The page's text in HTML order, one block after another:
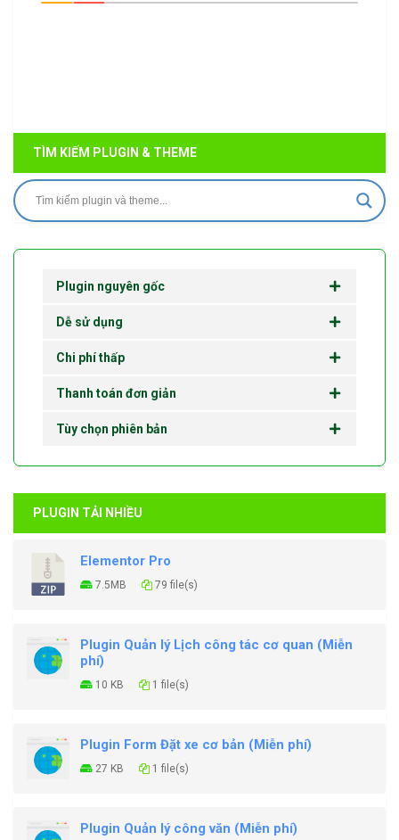
TÌM KIẾM PLUGIN & THEME
Plugin nguyên gốc
Dễ sử dụng
Chi phí thấp
Thanh toán đơn giản
Tùy chọn phiên bản
PLUGIN TẢI NHIỀU
Elementor Pro
7.5MB 79 file(s)
Plugin Quản lý Lịch công tác cơ quan (Miễn
phí)
10 KB 1 file(s)
Plugin Form Đặt xe cơ bản (Miễn phí)
27 KB 1 file(s)
Plugin Quản lý công văn (Miễn phí)